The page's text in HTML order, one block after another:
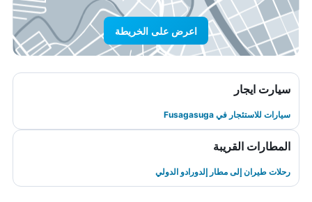
اعرض على الخريطة
سيارت ايجار
سيارات للاستئجار في Fusagasuga
المطارات القريبة
رحلات طيران إلى مطار إلدورادو الدولي